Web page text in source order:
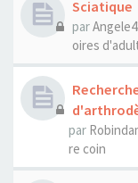
Sciatique
par
oires
par
re coin